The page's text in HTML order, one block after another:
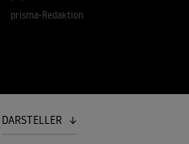
prisma-Redaktion
DARSTELLER